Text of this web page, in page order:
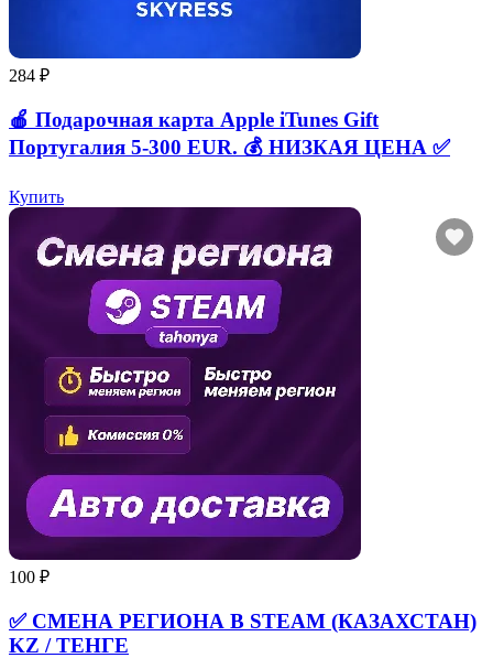
284 ₽
🍎 Подарочная карта Apple iTunes Gift
Португалия 5-300 EUR. 💰 НИЗКАЯ ЦЕНА ✅
Купить
100 ₽
✅ СМЕНА РЕГИОНА В STEAM (КАЗАХСТАН)
KZ / ТЕНГЕ